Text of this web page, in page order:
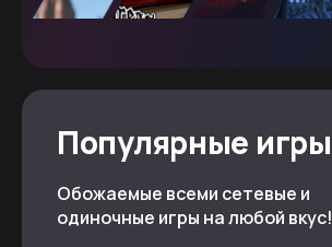
Популярные игры
Обожаемые всеми сетевые и
одиночные игры на любой вкус!